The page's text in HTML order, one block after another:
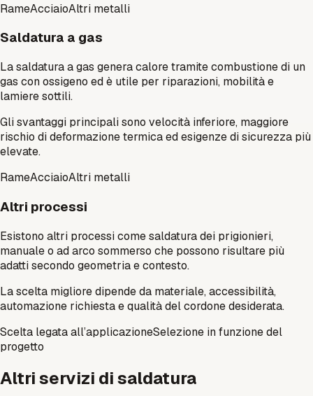
RameAcciaioAltri metalli
Saldatura a gas
La saldatura a gas genera calore tramite combustione di un
gas con ossigeno ed è utile per riparazioni, mobilità e
lamiere sottili.
Gli svantaggi principali sono velocità inferiore, maggiore
rischio di deformazione termica ed esigenze di sicurezza più
elevate.
RameAcciaioAltri metalli
Altri processi
Esistono altri processi come saldatura dei prigionieri,
manuale o ad arco sommerso che possono risultare più
adatti secondo geometria e contesto.
La scelta migliore dipende da materiale, accessibilità,
automazione richiesta e qualità del cordone desiderata.
Scelta legata all’applicazioneSelezione in funzione del
progetto
Altri servizi di saldatura